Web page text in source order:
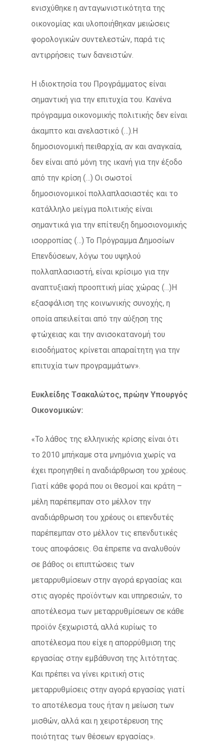
ενισχύθηκε η ανταγωνιστικότητα της
οικονομίας και υλοποιήθηκαν μειώσεις
φορολογικών συντελεστών, παρά τις
αντιρρήσεις των δανειστών.
Η ιδιοκτησία του Προγράμματος είναι
σημαντική για την επιτυχία του. Κανένα
πρόγραμμα οικονομικής πολιτικής δεν είναι
άκαμπτο και ανελαστικό (…).Η
δημοσιονομική πειθαρχία, αν και αναγκαία,
δεν είναι από μόνη της ικανή για την έξοδο
από την κρίση (…) Οι σωστοί
δημοσιονομικοί πολλαπλασιαστές και το
κατάλληλο μείγμα πολιτικής είναι
σημαντικά για την επίτευξη δημοσιονομικής
ισορροπίας (…) Το Πρόγραμμα Δημοσίων
Επενδύσεων, λόγω του υψηλού
πολλαπλασιαστή, είναι κρίσιμο για την
αναπτυξιακή προοπτική μίας χώρας (…)Η
εξασφάλιση της κοινωνικής συνοχής, η
οποία απειλείται από την αύξηση της
φτώχειας και την ανισοκατανομή του
εισοδήματος κρίνεται απαραίτητη για την
επιτυχία των προγραμμάτων».
Ευκλείδης Τσακαλώτος, πρώην Υπουργός
Οικονομικών:
«Το λάθος της ελληνικής κρίσης είναι ότι
το 2010 μπήκαμε στα μνημόνια χωρίς να
έχει προηγηθεί η αναδιάρθρωση του χρέους.
Γιατί κάθε φορά που οι θεσμοί και κράτη –
μέλη παρέπεμπαν στο μέλλον την
αναδιάρθρωση του χρέους οι επενδυτές
παρέπεμπαν στο μέλλον τις επενδυτικές
τους αποφάσεις. Θα έπρεπε να αναλυθούν
σε βάθος οι επιπτώσεις των
μεταρρυθμίσεων στην αγορά εργασίας και
στις αγορές προϊόντων και υπηρεσιών, το
αποτέλεσμα των μεταρρυθμίσεων σε κάθε
προϊόν ξεχωριστά, αλλά κυρίως το
αποτέλεσμα που είχε η απορρύθμιση της
εργασίας στην εμβάθυνση της λιτότητας.
Και πρέπει να γίνει κριτική στις
μεταρρυθμίσεις στην αγορά εργασίας γιατί
το αποτέλεσμα τους ήταν η μείωση των
μισθών, αλλά και η χειροτέρευση της
ποιότητας των θέσεων εργασίας».